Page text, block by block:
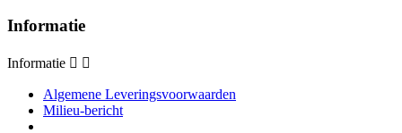
Informatie
Informatie  
Algemene Leveringsvoorwaarden
Milieu-bericht